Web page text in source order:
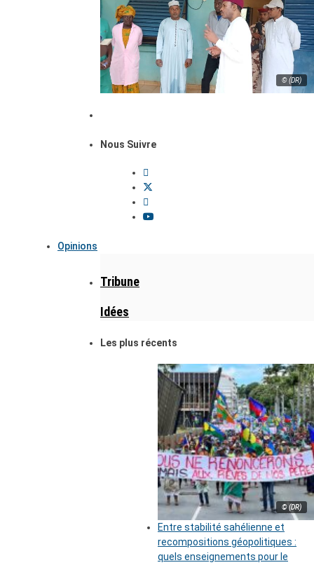
© (DR)
Nous Suivre
Opinions
Tribune
Idées
Les plus récents
© (DR)
Entre stabilité sahélienne et
recompositions géopolitiques :
quels enseignements pour le